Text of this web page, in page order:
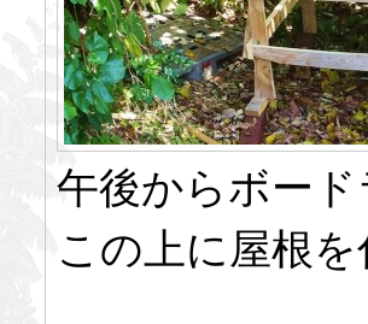
午後からボー
この上に屋根